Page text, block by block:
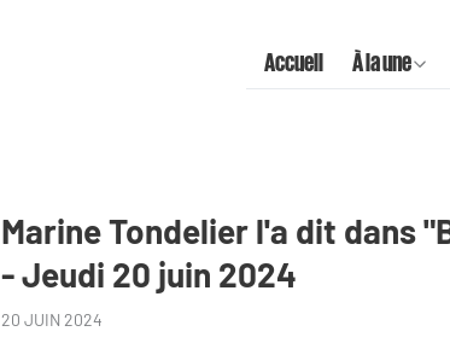
Accueil À la une
Marine Tondelier l'a dit dans
- Jeudi 20 juin 2024
20 JUIN 2024